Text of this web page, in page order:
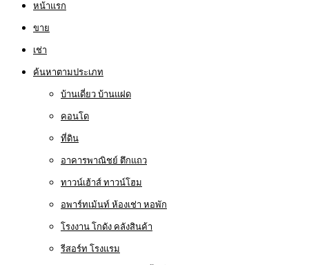
หน้าแรก
ขาย
เช่า
ค้นหาตามประเภท
บ้านเดี่ยว บ้านแฝด
คอนโด
ที่ดิน
อาคารพาณิชย์ ตึกแถว
ทาวน์เฮ้าส์ ทาวน์โฮม
อพาร์ทเม้นท์ ห้องเช่า หอพัก
โรงงาน โกดัง คลังสินค้า
รีสอร์ท โรงแรม